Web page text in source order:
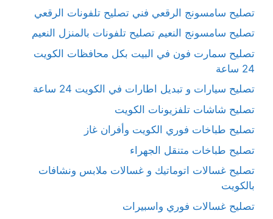
تصليح سامسونج الرقعي فني تصليح تلفونات الرقعي
تصليح سامسونج النعيم تصليح تلفونات بالمنزل النعيم
تصليح سمارت فون في البيت بكل محافظات الكويت
24 ساعة
تصليح سيارات و تبديل اطارات في الكويت 24 ساعة
تصليح شاشات تلفزيونات الكويت
تصليح طباخات فوري الكويت وأفران غاز
تصليح طباخات متنقل الجهراء
تصليح غسالات اتوماتيك و غسالات ملابس ونشافات
بالكويت
تصليح غسالات فوري واسبيرات